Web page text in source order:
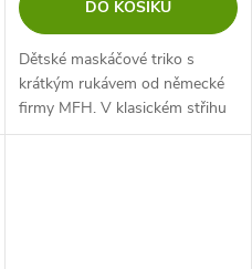
DO KOŠÍKU
Dětské maskáčové triko s
krátkým rukávem od německé
firmy MFH. V klasickém střihu
s lemováním kolem krku.